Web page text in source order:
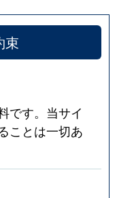
束
です。当サイ
ことは一切あ